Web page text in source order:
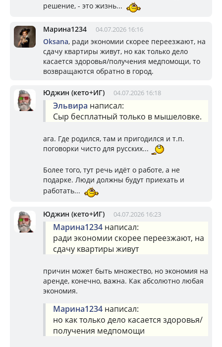
решение, - это жизнь...
Марина1234 04.07.2026 16:16
Oksana, ради экономии скорее переезжают, на
сдачу квартиры живут, но как только дело
касается здоровья/получения медпомощи, то
возвращаются обратно в город.
Юджин (кето+ИГ) 04.07.2026 16:18
Эльвира написал:
Сыр бесплатный только в мышеловке.
ага. Где родился, там и пригодился и т.п.
поговорки чисто для русских...
Более того, тут речь идёт о работе, а не
подарке. Люди должны будут приехать и
работать...
Юджин (кето+ИГ) 04.07.2026 16:23
Марина1234 написал:
ради экономии скорее переезжают, на
сдачу квартиры живут
причин может быть множество, но экономия на
аренде, конечно, важна. Как абсолютно любая
экономия.
Марина1234 написал:
но как только дело касается здоровья/
получения медпомощи